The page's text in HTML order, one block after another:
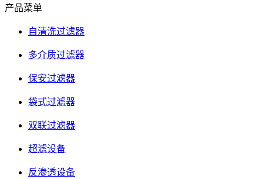
产品菜单
自清洗过滤器
多介质过滤器
保安过滤器
袋式过滤器
双联过滤器
超滤设备
反渗透设备